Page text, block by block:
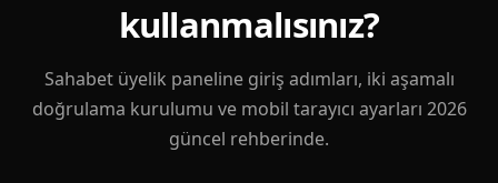
kullanmalısınız?
Sahabet üyelik paneline giriş adımları, iki aşamalı
doğrulama kurulumu ve mobil tarayıcı ayarları 2026
güncel rehberinde.